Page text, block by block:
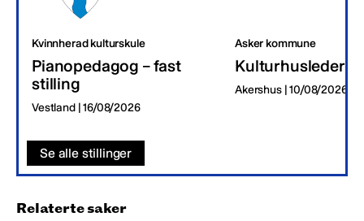
Kvinnherad kulturskule
Pianopedagog – fast
stilling
Vestland | 16/08/2026
Asker kommune
Kulturhusleder
Akershus | 10/08/2026
Se alle stillinger
Relaterte saker